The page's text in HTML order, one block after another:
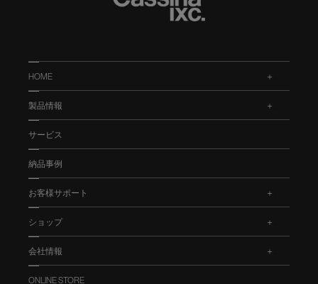
HOME
製品情報
サービス
納品事例
お客様サポート
ショップ
会社情報
ONLINE STORE